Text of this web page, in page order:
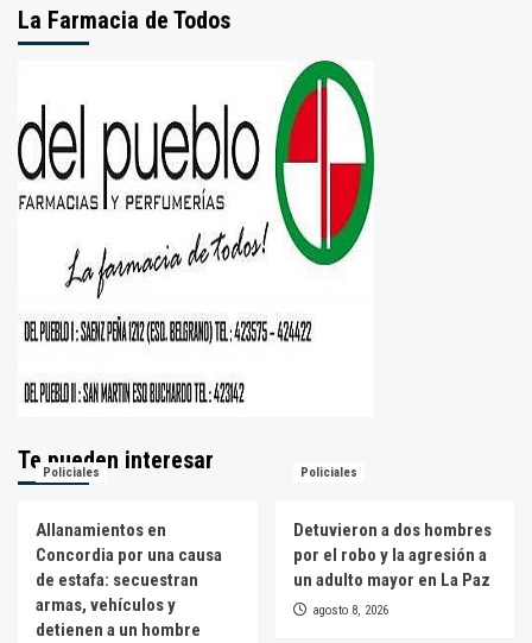
La Farmacia de Todos
Te pueden interesar
Policiales
Allanamientos en
Concordia por una causa
de estafa: secuestran
armas, vehículos y
detienen a un hombre
Policiales
Detuvieron a dos hombres
por el robo y la agresión a
un adulto mayor en La Paz
agosto 8, 2026